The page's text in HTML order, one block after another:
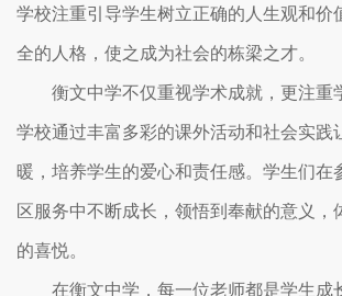
学校注重引导学生树立正确的人生观和价
全的人格，使之成为社会的栋梁之才。
衡文中学不仅重视学术成就，更注重
学校通过丰富多彩的课外活动和社会实践
暖，培养学生的爱心和责任感。学生们在
区服务中不断成长，领悟到奉献的意义，
的喜悦。
在衡文中学，每一位老师都是学生成